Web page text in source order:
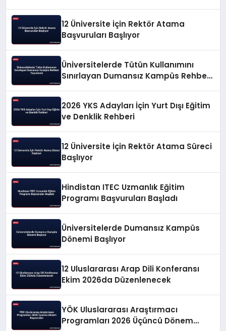
12 Üniversite İçin Rektör Atama
Başvuruları Başlıyor
Üniversitelerde Tütün Kullanımını
Sınırlayan Dumansız Kampüs Rehberi
2026 YKS Adayları İçin Yurt Dışı Eğitim
ve Denklik Rehberi
12 Üniversite İçin Rektör Atama Süreci
Başlıyor
Hindistan ITEC Uzmanlık Eğitim
Programı Başvuruları Başladı
Üniversitelerde Dumansız Kampüs
Dönemi Başlıyor
12 Uluslararası Arap Dili Konferansı
Ekim 2026da Düzenlenecek
YÖK Uluslararası Araştırmacı
Programları 2026 Üçüncü Dönem